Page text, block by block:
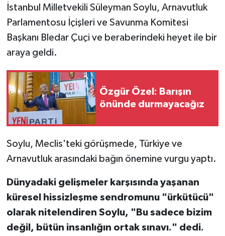
İstanbul Milletvekili Süleyman Soylu, Arnavutluk
Parlamentosu İçişleri ve Savunma Komitesi
Başkanı Bledar Çuçi ve beraberindeki heyet ile bir
araya geldi.
Özgür Özel: Barışın
önünde durmayacağız
Soylu, Meclis'teki görüşmede, Türkiye ve
Arnavutluk arasındaki bağın önemine vurgu yaptı.
Dünyadaki gelişmeler karşısında yaşanan
küresel hissizleşme sendromunu "ürkütücü"
olarak nitelendiren Soylu, "Bu sadece bizim
değil, bütün insanlığın ortak sınavı." dedi.